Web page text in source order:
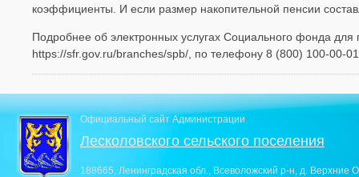
коэффициенты. И если размер накопительной пенсии
Подробнее об электронных услугах Социального фонда
https://sfr.gov.ru/branches/spb/, по телефону 8 (800) 100-00-
Официальный сайт Администрации
Лесколовского сельского поселения
188665, Ленинградская обл., Всеволожский р-н, д. Верхние